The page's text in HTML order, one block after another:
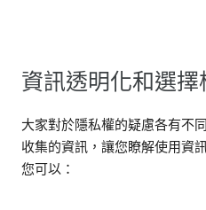
資訊透明化和選擇
大家對於隱私權的疑慮各有不
收集的資訊，讓您瞭解使用資
您可以：